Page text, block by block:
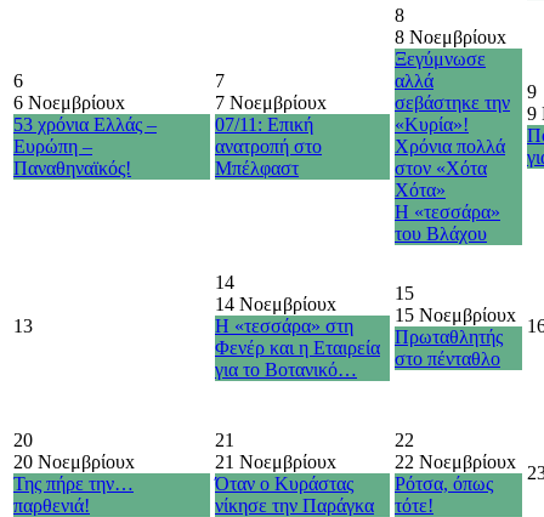
6
6 Νοεμβρίουx
53 χρόνια Ελλάς –
Ευρώπη –
Παναθηναϊκός!
7
7 Νοεμβρίουx
07/11: Επική
ανατροπή στο
Μπέλφαστ
8
8 Νοεμβρίουx
Ξεγύμνωσε
αλλά
σεβάστηκε την
«Κυρία»!
Χρόνια πολλά
στον «Χότα
Χότα»
Η «τεσσάρα»
του Βλάχου
9
9
13
14
14 Νοεμβρίουx
Η «τεσσάρα» στη
Φενέρ και η Εταιρεία
για το Βοτανικό…
15
15 Νοεμβρίουx
Πρωταθλητής
στο πένταθλο
20
20 Νοεμβρίουx
Της πήρε την…
παρθενιά!
21
21 Νοεμβρίουx
Όταν ο Κυράστας
νίκησε την Παράγκα
22
22 Νοεμβρίουx
Ρότσα, όπως
τότε!